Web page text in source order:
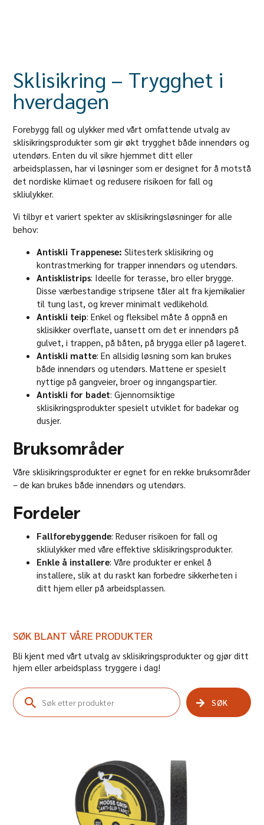
Sklisikring – Trygghet i
hverdagen
Forebygg fall og ulykker med vårt omfattende utvalg av
sklisikringsprodukter som gir økt trygghet både innendørs og
utendørs. Enten du vil sikre hjemmet ditt eller
arbeidsplassen, har vi løsninger som er designet for å motstå
det nordiske klimaet og redusere risikoen for fall og
skliulykker.
Vi tilbyr et variert spekter av sklisikringsløsninger for alle
behov:
Antiskli Trappenese: Slitesterk sklisikring og
kontrastmerking for trapper innendørs og utendørs.
Antisklistrips: Ideelle for terasse, bro eller brygge.
Disse værbestandige stripsene tåler alt fra kjemikalier
til tung last, og krever minimalt vedlikehold.
Antiskli teip: Enkel og fleksibel måte å oppnå en
sklisikker overflate, uansett om det er innendørs på
gulvet, i trappen, på båten, på brygga eller på lageret.
Antiskli matte: En allsidig løsning som kan brukes
både innendørs og utendørs. Mattene er spesielt
nyttige på gangveier, broer og inngangspartier.
Antiskli for badet: Gjennomsiktige
sklisikringsprodukter spesielt utviklet for badekar og
dusjer.
Bruksområder
Våre sklisikringsprodukter er egnet for en rekke bruksområder
– de kan brukes både innendørs og utendørs.
Fordeler
Fallforebyggende: Reduser risikoen for fall og
skliulykker med våre effektive sklisikringsprodukter.
Enkle å installere: Våre produkter er enkel å
installere, slik at du raskt kan forbedre sikkerheten i
ditt hjem eller på arbeidsplassen.
SØK BLANT VÅRE PRODUKTER
Bli kjent med vårt utvalg av sklisikringsprodukter og gjør ditt
hjem eller arbeidsplass tryggere i dag!
SØK